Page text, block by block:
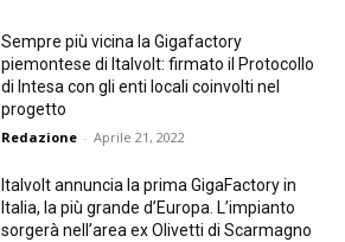
Sempre più vicina la Gigafactory
piemontese di Italvolt: firmato il Protocollo
di Intesa con gli enti locali coinvolti nel
progetto
Redazione - Aprile 21, 2022
Italvolt annuncia la prima GigaFactory in
Italia, la più grande d’Europa. L’impianto
sorgerà nell’area ex Olivetti di Scarmagno